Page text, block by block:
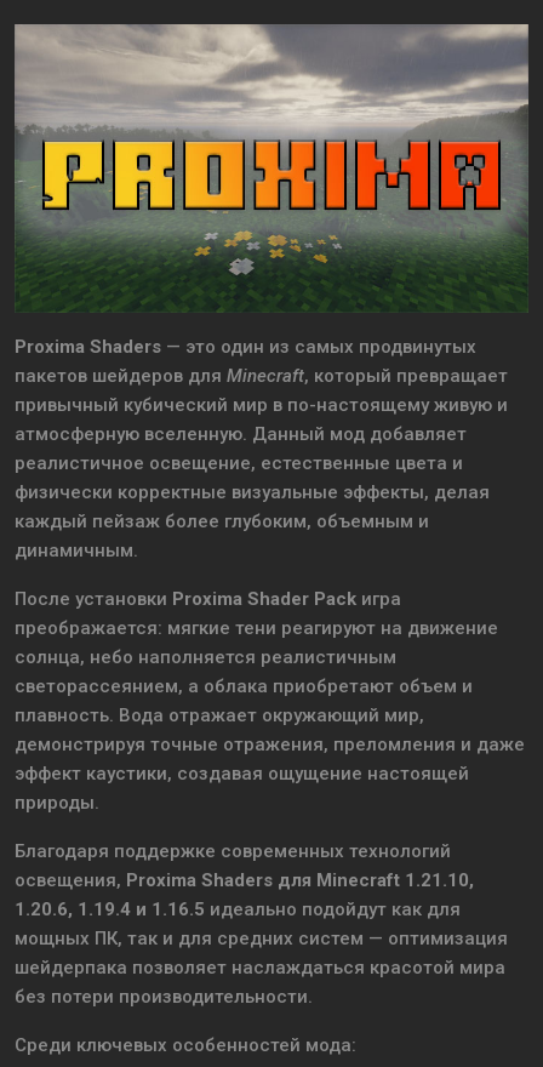
Proxima Shaders — это один из самых продвинутых
пакетов шейдеров для Minecraft, который превращает
привычный кубический мир в по-настоящему живую и
атмосферную вселенную. Данный мод добавляет
реалистичное освещение, естественные цвета и
физически корректные визуальные эффекты, делая
каждый пейзаж более глубоким, объемным и
динамичным.
После установки Proxima Shader Pack игра
преображается: мягкие тени реагируют на движение
солнца, небо наполняется реалистичным
светорассеянием, а облака приобретают объем и
плавность. Вода отражает окружающий мир,
демонстрируя точные отражения, преломления и даже
эффект каустики, создавая ощущение настоящей
природы.
Благодаря поддержке современных технологий
освещения, Proxima Shaders для Minecraft 1.21.10,
1.20.6, 1.19.4 и 1.16.5 идеально подойдут как для
мощных ПК, так и для средних систем — оптимизация
шейдерпака позволяет наслаждаться красотой мира
без потери производительности.
Среди ключевых особенностей мода: